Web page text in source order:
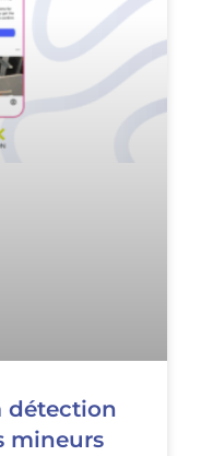
détection
mineurs